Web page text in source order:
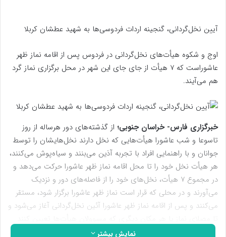
آیین نخل‌گردانی، گنجینه اردات فردوسی‌ها به شهید عطشان کربلا
اوج و شکوه هیأت‌های نخل‌گردانی در فردوس پس از اقامه نماز ظهر
عاشوراست که 7 هیأت از جای جای این شهر در محل برگزاری نماز گرد
هم می‌آیند.
خبرگزاری فارس- خراسان جنوبی؛ از گذشته‌های دور هرساله از روز
تاسوعا و شب عاشورا هیأت‌هایی که نخل دارند نخل‌هایشان را توسط
جوانان و با راهنمایی افراد با تجربه آذین می‌بنند و سیاه‌پوش می‌کنند،
هر هیأت نخل خود را تا محل اقامه نماز ظهر عاشورا حرکت می‌دهد و
در مجموع ۷ هیأت، نخل‌های خود را از فاصله‌های دور و نزدیک
می‌آورند و در محلی که قرار است نماز ظهر عاشورا برگزار شود، مستقر
می‌کنند و پس از اقامه نماز ظهر عاشورا آئین نخل‌گردانی آغاز می‌شود و
نمایش بیشتر